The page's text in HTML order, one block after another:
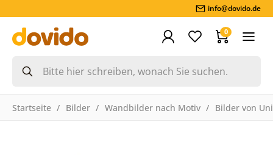
info@dovido.de
0
Startseite Bilder Wandbilder nach Motiv Bilder von